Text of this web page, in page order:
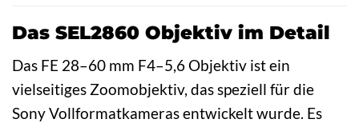
Das SEL2860 Objektiv im Detail
Das FE 28–60 mm F4–5,6 Objektiv ist ein
vielseitiges Zoomobjektiv, das speziell für die
Sony Vollformatkameras entwickelt wurde. Es